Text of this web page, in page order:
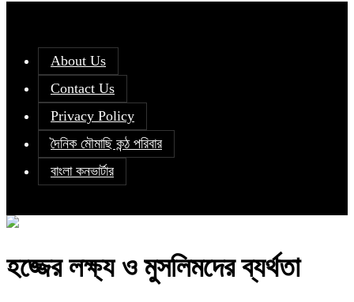
About Us
Contact Us
Privacy Policy
দৈনিক মৌমাছি কন্ঠ পরিবার
বাংলা কনভার্টার
হজ্জের লক্ষ্য ও মুসলিমদের ব্যর্থতা